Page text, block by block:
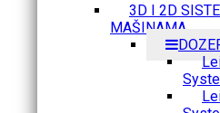
3D I 2D
MAŠINAMA